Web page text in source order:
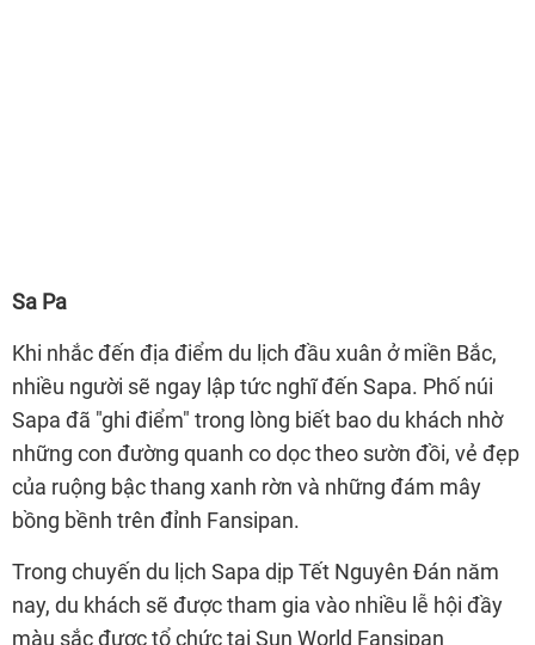
Sa Pa
Khi nhắc đến địa điểm du lịch đầu xuân ở miền Bắc,
nhiều người sẽ ngay lập tức nghĩ đến Sapa. Phố núi
Sapa đã "ghi điểm" trong lòng biết bao du khách nhờ
những con đường quanh co dọc theo sườn đồi, vẻ đẹp
của ruộng bậc thang xanh rờn và những đám mây
bồng bềnh trên đỉnh Fansipan.
Trong chuyến du lịch Sapa dịp Tết Nguyên Đán năm
nay, du khách sẽ được tham gia vào nhiều lễ hội đầy
màu sắc được tổ chức tại Sun World Fansipan